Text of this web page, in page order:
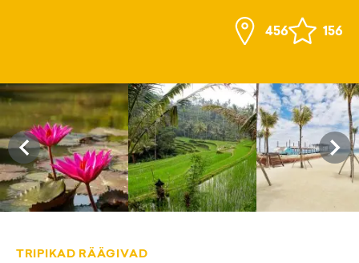
456 156
TRIPIKAD RÄÄGIVAD